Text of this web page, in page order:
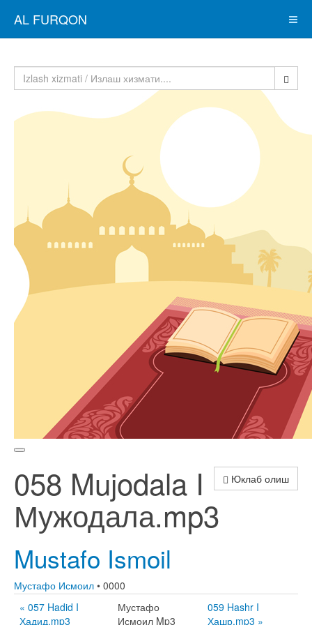
AL FURQON
Юклаб олиш
058 Mujodala I
Мужодала.mp3
Mustafo Ismoil
Мустафо Исмоил • 0000
« 057 Hadid I
Ҳадид.mp3
Мустафо
Исмоил Mp3
059 Hashr I
Ҳашр.mp3 »